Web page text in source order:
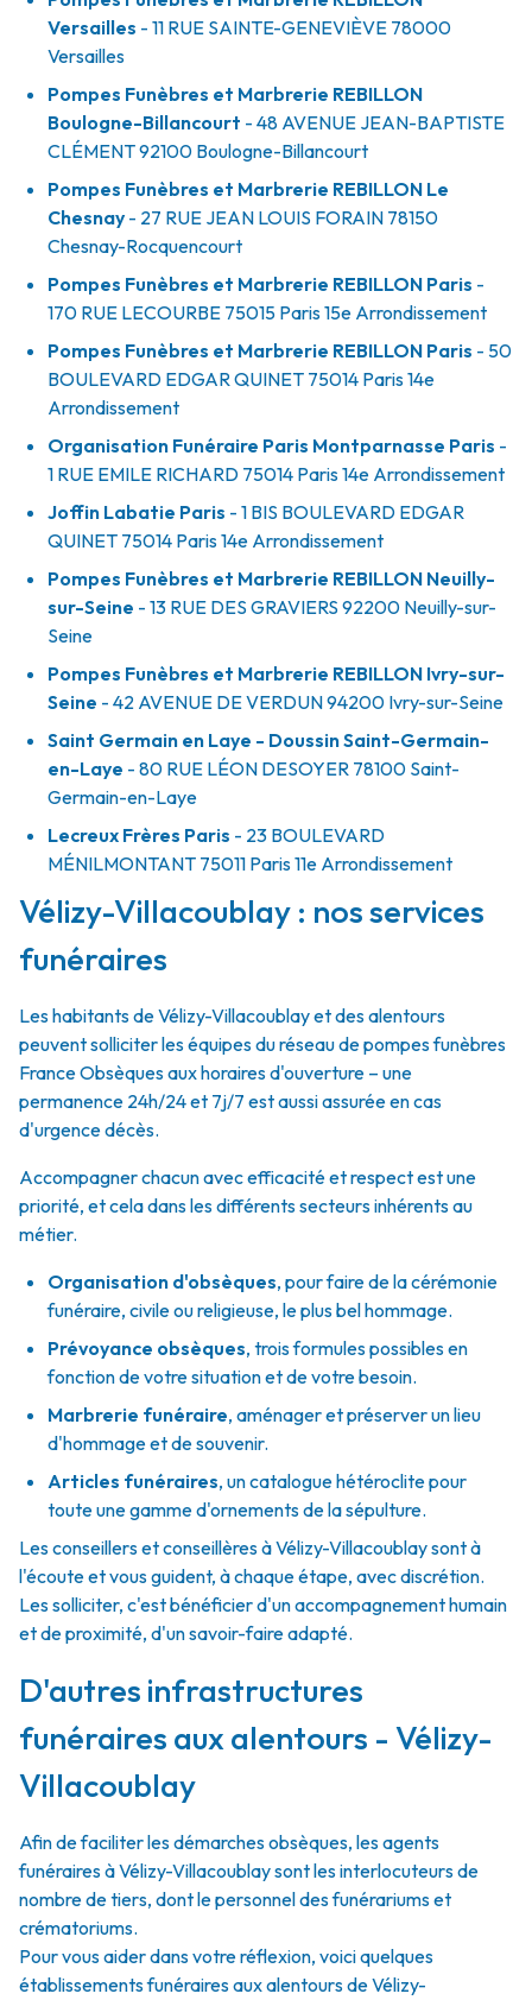
Versailles - 11 RUE SAINTE-GENEVIÈVE 78000
Versailles
Pompes Funèbres et Marbrerie REBILLON
Boulogne-Billancourt - 48 AVENUE JEAN-BAPTISTE
CLÉMENT92100 Boulogne-Billancourt
Pompes Funèbres et Marbrerie REBILLON Le
Chesnay - 27 RUE JEAN LOUIS FORAIN 78150
Chesnay-Rocquencourt
Pompes Funèbres et Marbrerie REBILLON Paris -
170 RUE LECOURBE 75015 Paris 15e Arrondissement
Pompes Funèbres et Marbrerie REBILLON Paris - 50
BOULEVARD EDGAR QUINET 75014 Paris 14e
Arrondissement
Organisation Funéraire Paris Montparnasse Paris -
1 RUE EMILE RICHARD 75014 Paris 14e Arrondissement
Joffin Labatie Paris - 1 BIS BOULEVARD EDGAR
QUINET 75014 Paris 14e Arrondissement
Pompes Funèbres et Marbrerie REBILLON Neuilly-
sur-Seine - 13 RUE DES GRAVIERS 92200 Neuilly-sur-
Seine
Pompes Funèbres et Marbrerie REBILLON Ivry-sur-
Seine - 42 AVENUE DE VERDUN94200 Ivry-sur-Seine
Saint Germain en Laye - Doussin Saint-Germain-
en-Laye - 80 RUE LÉON DESOYER 78100 Saint-
Germain-en-Laye
Lecreux Frères Paris - 23 BOULEVARD
MÉNILMONTANT 75011 Paris 11e Arrondissement
Vélizy-Villacoublay : nos services
funéraires
Les habitants de Vélizy-Villacoublay et des alentours
peuvent solliciter les équipes du réseau de pompes funèbres
France Obsèques aux horaires d'ouverture – une
permanence 24h/24 et 7j/7 est aussi assurée en cas
d'urgence décès.
Accompagner chacun avec efficacité et respect est une
priorité, et cela dans les différents secteurs inhérents au
métier.
Organisation d'obsèques, pour faire de la cérémonie
funéraire, civile ou religieuse, le plus bel hommage.
Prévoyance obsèques, trois formules possibles en
fonction de votre situation et de votre besoin.
Marbrerie funéraire, aménager et préserver un lieu
d'hommage et de souvenir.
Articles funéraires, un catalogue hétéroclite pour
toute une gamme d'ornements de la sépulture.
Les conseillers et conseillères à Vélizy-Villacoublay sont à
l'écoute et vous guident, à chaque étape, avec discrétion.
Les solliciter, c'est bénéficier d'un accompagnement humain
et de proximité, d'un savoir-faire adapté.
D'autres infrastructures
funéraires aux alentours - Vélizy-
Villacoublay
Afin de faciliter les démarches obsèques, les agents
funéraires à Vélizy-Villacoublay sont les interlocuteurs de
nombre de tiers, dont le personnel des funérariums et
crématoriums.
Pour vous aider dans votre réflexion, voici quelques
établissements funéraires aux alentours de Vélizy-